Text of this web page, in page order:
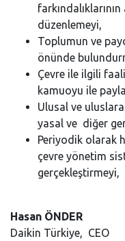
düzenlemeyi,
Toplumun ve
önünde
Çevre ile ilgili
kamuoyu ile
Ulusal ve
yasal ve diğer
Periyodik olarak
çevre yönetim
gerçekleştirmeyi,
Hasan ÖNDER
Daikin Türkiye, CEO